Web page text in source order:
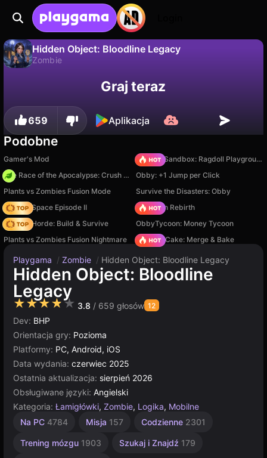
Hidden Object: Bloodline Legacy
Zombie
Zapisz postępy! Nie
Graj teraz
659 Aplikacja
Podobne
Gamer's Mod
Sprunki Sandbox: Ragdoll Playground Mode
The Race of the Apocalypse: Crush the Zombies!
Obby: +1 Jump per Click
Plants vs Zombies Fusion Mode
Survive the Disasters: Obby
Zombie Space Episode II
Stickman Rebirth
Zombie Horde: Build & Survive
ObbyTycoon: Money Tycoon
Plants vs Zombies Fusion Nightmare
Piece of Cake: Merge & Bake
Playgama / Zombie / Hidden Object: Bloodline Legacy
Hidden Object: Bloodline
Legacy
★★★★★ 3.8 / 659 głosów 12
Dev: BHP
Orientacja gry: Pozioma
Platformy: PC, Android, iOS
Data wydania: czerwiec 2025
Ostatnia aktualizacja: sierpień 2026
Obsługiwane języki: Angielski
Kategoria: Łamigłówki, Zombie, Logika, Mobilne
Na PC 4784 Misja 157 Codzienne 2301
Trening mózgu 1903 Szukaj i Znajdź 179
Komputerowe
Wampiry
Multiplayer
Unity
3175